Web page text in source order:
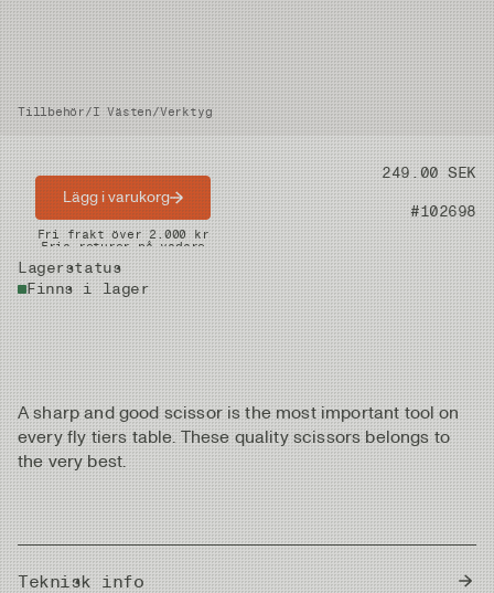
Tillbehör/I Västen/Verktyg
Pris 249.00 SEK
Artikelnummer #102698
Lagerstatus
Finns i lager
Lägg i varukorg
Snabba leveranser
Fri frakt över 2.000 kr
Fria returer på vadare
A sharp and good scissor is the most important tool on
every fly tiers table. These quality scissors belongs to
the very best.
Teknisk info